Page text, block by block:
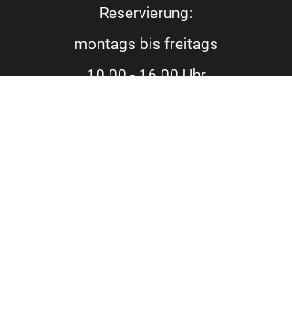
Reservierung:
montags bis freitags
10.00 - 16.00Uhr